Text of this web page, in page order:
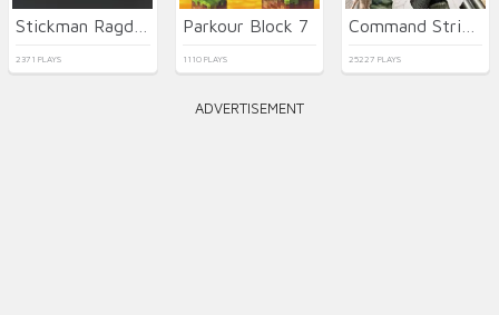
2371 PLAYS
Parkour Block 7
1110 PLAYS 25227 PLAYS
ADVERTISEMENT